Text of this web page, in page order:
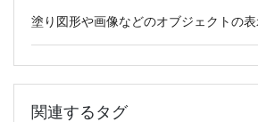
塗り図形や画像などのオブジェクトの
関連するタグ